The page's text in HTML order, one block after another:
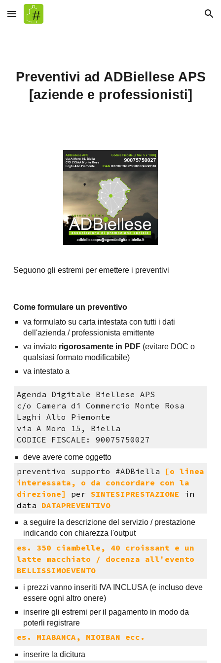
Skip to main content Skip to navigation
Preventivi ad ADBiellese APS
[aziende e professionisti]
Seguono gli estremi per emettere i preventivi
Come formulare un preventivo
va formulato su carta intestata con tutti i dati
dell'azienda / professionista emittente
va inviato rigorosamente in PDF (evitare DOC o
qualsiasi formato modificabile)
va intestato a
Agenda Digitale Biellese APS
c/o Camera di Commercio Monte Rosa
Laghi Alto Piemonte
via A Moro 15, Biella
CODICE FISCALE: 90075750027
deve avere come oggetto
preventivo supporto #ADBiella
[o linea
interessata, o da concordare con la
direzione]
per SINTESIPRESTAZIONE in
data DATAPREVENTIVO
a seguire la descrizione del servizio / prestazione
indicando con chiarezza l'output
es. 350 ciambelle, 40 croissant e un
latte macchiato / docenza all'evento
BELLISSIMOEVENTO
i prezzi vanno inseriti IVA INCLUSA (e incluso deve
essere ogni altro onere)
inserire gli estremi per il pagamento in modo da
poterli registrare
es. MIABANCA, MIOIBAN ecc.
inserire la dicitura